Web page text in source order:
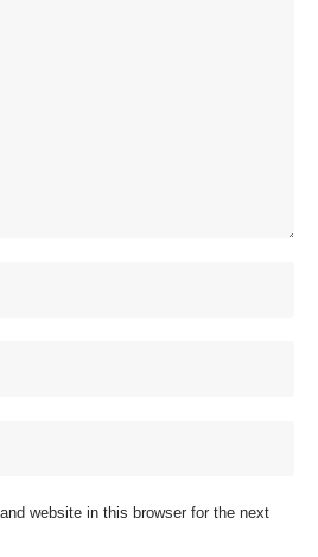
website in this browser for the next